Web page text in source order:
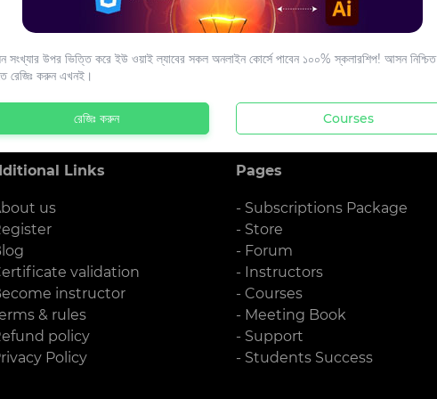
Links
us
validation
instructor
& rules
policy
Policy
Pages
- Subscriptions Package
- Store
- Forum
- Instructors
- Courses
- Meeting Book
- Support
- Students Success
সংখ্যার উপর ভিত্তি করে ইউ ওয়াই ল্যাবের সকল অনলাইন কোর্সে পাবেন ১০০% স্কলারশিপ! আসন নিশ্চিত
রেজিঃ করুন এখনই।
রেজিঃ করুন Courses